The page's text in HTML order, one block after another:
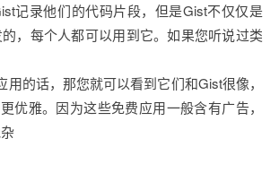
记录他们的代码片段，但是Gist不仅仅是
，每个人都可以用到它。如果您听说过类
用的话，那您就可以看到它们和Gist很像，
优雅。因为这些免费应用一般含有广告，